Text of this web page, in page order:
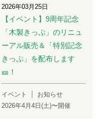
2026年03月25日
【イベント】9周年記念
「木製きっぷ」のリニュ
ーアル販売＆「特別記念
きっぷ」を配布します
🎫！
イベント
お知らせ
2026年4月4日(土)〜開催